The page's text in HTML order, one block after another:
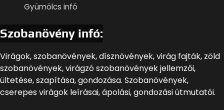
Gyümölcs infó
Szobanövény infó:
Virágok, szobanövények, dísznövények, virág fajták, zöld
szobanövények, virágzó szobanövények jellemzői,
ültetése, szapítása, gondozása. Szobanövények,
cserepes virágok leírásai, ápolási, gondozási útmutatói.